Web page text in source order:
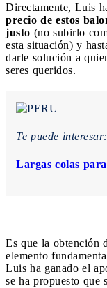
Directamente, Luis
precio de estos
justo (no subirlo
esta situación) y
darle solución a
seres queridos.
Te puede interesar:
Largas colas
Es que la obtención
elemento
Luis ha ganado el
se ha propuesto que